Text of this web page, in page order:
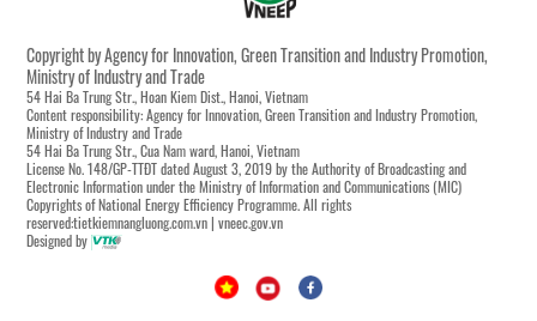
Copyright by Agency for Innovation, Green Transition and Industry Promotion,
Ministry of Industry and Trade
54 Hai Ba Trung Str., Hoan Kiem Dist., Hanoi, Vietnam
Content responsibility: Agency for Innovation, Green Transition and Industry Promotion,
Ministry of Industry and Trade
54 Hai Ba Trung Str., Cua Nam ward, Hanoi, Vietnam
License No. 148/GP-TTĐT dated August 3, 2019 by the Authority of Broadcasting and
Electronic Information under the Ministry of Information and Communications (MIC)
Copyrights of National Energy Efficiency Programme. All rights
reserved:tietkiemnangluong.com.vn | vneec.gov.vn
Designed by